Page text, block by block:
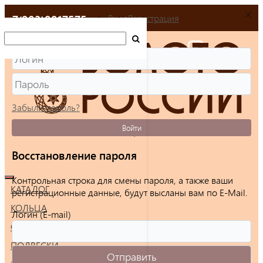
+7(903)9917575
КАТАЛОГ
КОЛЬЦА
СЕРЬГИ
ПОДВЕСКИ
ВходРегистрация
Забыли пароль?
Войти
Восстановление пароля
Контрольная строка для смены пароля, а также ваши
регистрационные данные, будут высланы вам по E-Mail.
Логин (E-mail)